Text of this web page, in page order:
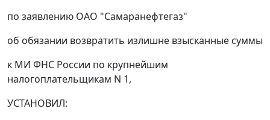
по заявлению ОАО "Самаранефтегаз"
об обязании возвратить излишне взысканные суммы
к МИ ФНС России по крупнейшим
налогоплательщикам N 1,
УСТАНОВИЛ: